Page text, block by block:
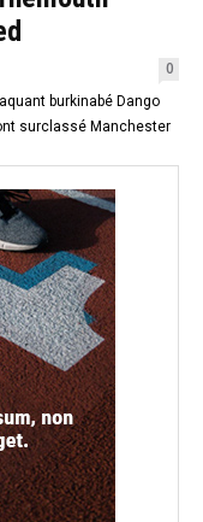
0
burkinabé Dango
surclassé Manchester